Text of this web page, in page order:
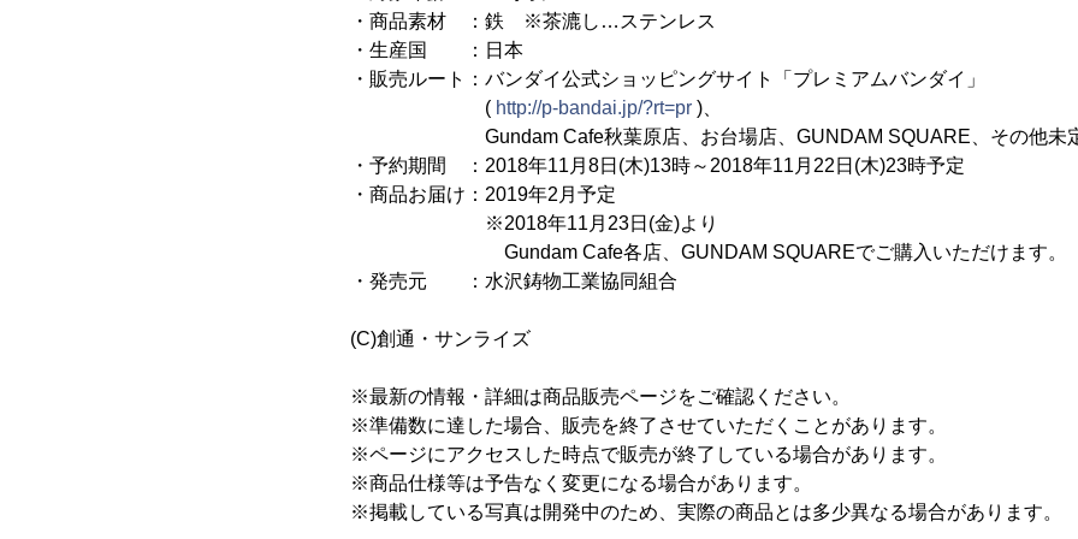
・商品素材 ：鉄 ※茶漉し…ステンレス
・生産国 ：日本
・販売ルート：バンダイ公式ショッピングサイト「プレミアムバンダイ」
( http://p-bandai.jp/?rt=pr )、
Gundam Cafe秋葉原店、お台場店、GUNDAM SQUARE、その他未
・予約期間 ：2018年11月8日(木)13時～2018年11月22日(木)23時予定
・商品お届け：2019年2月予定
※2018年11月23日(金)より
Gundam Cafe各店、GUNDAM SQUAREでご購入いただけます。
・発売元 ：水沢鋳物工業協同組合
(C)創通・サンライズ
※最新の情報・詳細は商品販売ページをご確認ください。
※準備数に達した場合、販売を終了させていただくことがあります。
※ページにアクセスした時点で販売が終了している場合があります。
※商品仕様等は予告なく変更になる場合があります。
※掲載している写真は開発中のため、実際の商品とは多少異なる場合があります。